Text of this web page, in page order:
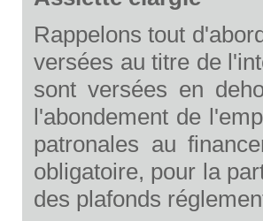
Rappelons tout
versées au titre de
sont versées en
l'abondement de
patronales au
obligatoire, pour la
des plafonds